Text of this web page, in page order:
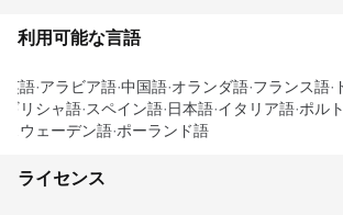
利用可能な言語
英語 アラビア語 中国語 オランダ語 フランス語
ギリシャ語 スペイン語 日本語 イタリア語 ポル
スウェーデン語 ポーランド語
ライセンス